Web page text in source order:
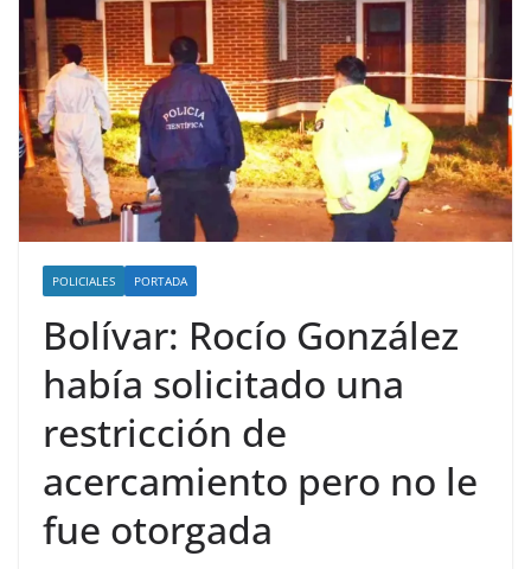
POLICIALES PORTADA
Bolívar: Rocío González
había solicitado una
restricción de
acercamiento pero no le
fue otorgada